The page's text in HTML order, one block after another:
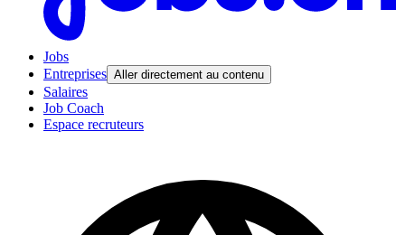
Jobs
Entreprises Aller directement au contenu
Salaires
Job Coach
Espace recruteurs